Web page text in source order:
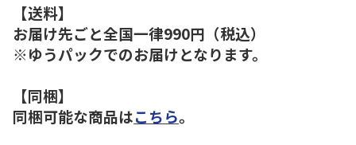
【送料】
お届け先ごと全国一律990円（税込）
※ゆうパックでのお届けとなります。
【同梱】
同梱可能な商品はこちら。